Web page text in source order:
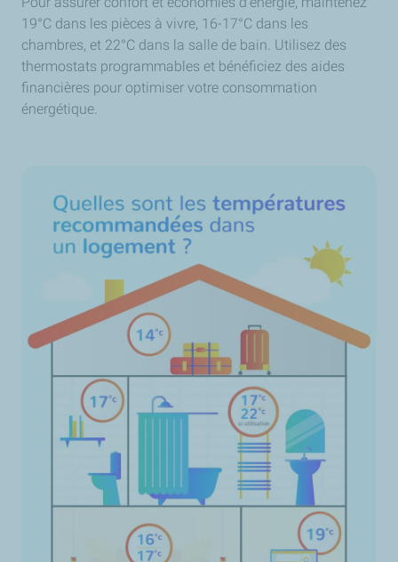
19°C dans les pièces à vivre, 16-17°C dans les
chambres, et 22°C dans la salle de bain. Utilisez des
thermostats programmables et bénéficiez des aides
financières pour optimiser votre consommation
énergétique.